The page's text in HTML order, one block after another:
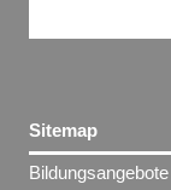
Sitemap
Bildungsangebote